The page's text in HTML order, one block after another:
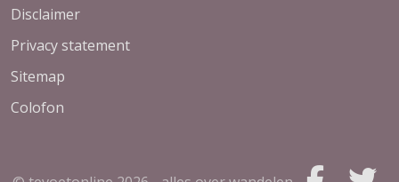
Disclaimer
Privacy statement
Sitemap
Colofon